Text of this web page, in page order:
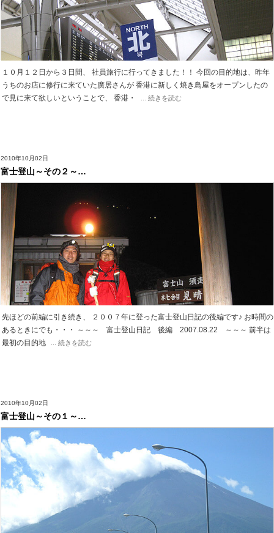
１０月１２日から３日間、 社員旅行に行ってきました！！ 今回の目的地は、昨年
うちのお店に修行に来ていた廣居さんが 香港に新しく焼き鳥屋をオープンしたの
で見に来て欲しいということで、 香港・
... 続きを読む
2010年10月02日
富士登山～その２～…
先ほどの前編に引き続き、 ２００７年に登った富士登山日記の後編です♪ お時間の
あるときにでも・・・ ～～～ 富士登山日記 後編 2007.08.22 ～～～ 前半は
最初の目的地
... 続きを読む
2010年10月02日
富士登山～その１～…